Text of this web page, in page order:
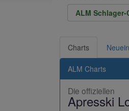
ALM Schlager-
Charts
ALM Charts
Die offiziellen
Apresski